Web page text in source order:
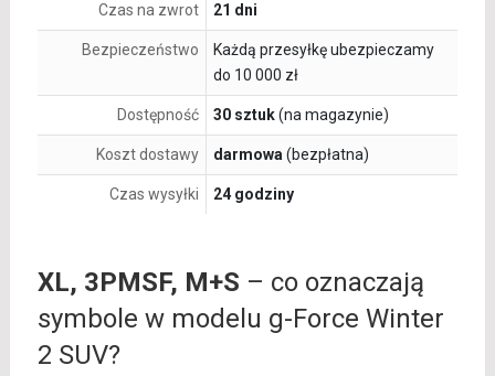
Czas na zwrot 21 dni
Bezpieczeństwo
Każdą przesyłkę ubezpieczamy
do 10 000 zł
Dostępność 30 sztuk(na magazynie)
Koszt dostawy darmowa (bezpłatna)
Czas wysyłki 24 godziny
XL, 3PMSF, M+S – co oznaczają
symbole w modelu g-Force Winter
2 SUV?